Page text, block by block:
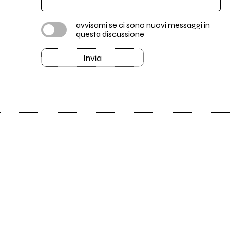
avvisami se ci sono nuovi messaggi in
questa discussione
Invia